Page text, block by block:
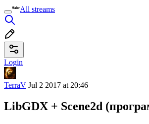
All streams
Login
TerraV Jul 2 2017 at 20:46
LibGDX + Scene2d